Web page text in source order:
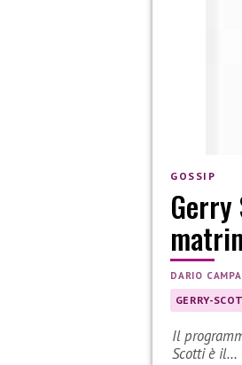
GOSSIP
DARIO
GERRY-
Il
Scotti è il…